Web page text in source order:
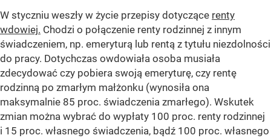
W styczniu weszły w życie przepisy dotyczące renty
wdowiej. Chodzi o połączenie renty rodzinnej z innym
świadczeniem, np. emeryturą lub rentą z tytułu niezdolności
do pracy. Dotychczas owdowiała osoba musiała
zdecydować czy pobiera swoją emeryturę, czy rentę
rodzinną po zmarłym małżonku (wynosiła ona
maksymalnie 85 proc. świadczenia zmarłego). Wskutek
zmian można wybrać do wypłaty 100 proc. renty rodzinnej
i 15 proc. własnego świadczenia, bądź 100 proc. własnego